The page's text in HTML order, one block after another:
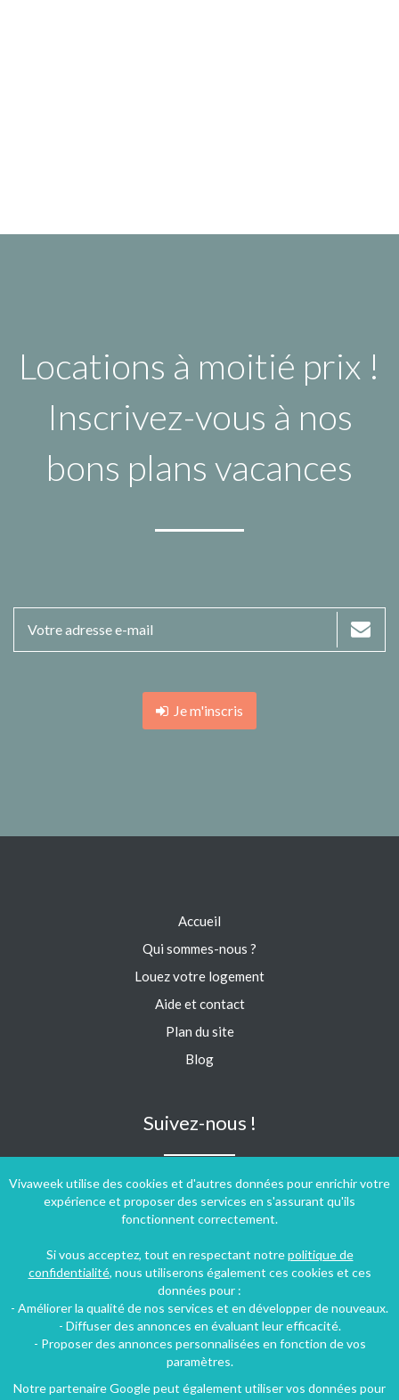
Locations à moitié prix !
Inscrivez-vous à nos
bons plans vacances
Je m'inscris
Vivaweek utilise des cookies et d'autres données pour enrichir votre
expérience et proposer des services en s'assurant qu'ils
fonctionnent correctement.
Si vous acceptez, tout en respectant notrepolitique de
confidentialité, nous utiliserons également ces cookies et ces
données pour :
- Améliorer la qualité de nos services et en développer de nouveaux.
- Diffuser des annonces en évaluant leur efficacité.
- Proposer des annonces personnalisées en fonction de vos
paramètres.
Notre partenaire Google peut également utiliser vos données pour
Accueil
Qui sommes-nous ?
Louez votre logement
Aide et contact
Plan du site
Blog
Suivez-nous !